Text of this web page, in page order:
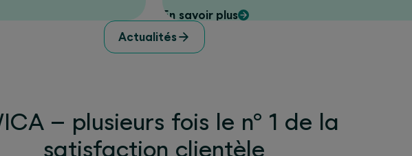
des femmes
les conséquences à
En savoir plus
Actualités
– plusieurs fois le n° 1 de la
satisfaction clientèle